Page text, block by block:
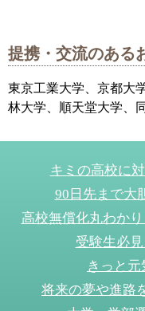
提携・交流のある
東京工業大学、京都大
林大学、順天堂大学
キミの高校に
90日先まで大
高校無償化丸わか
受験生必
きっと元
将来の夢や進路